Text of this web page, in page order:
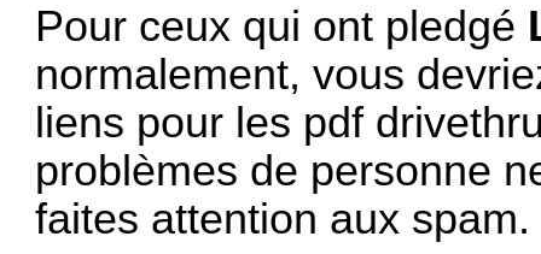
Pour ceux qui ont pledgé
normalement, vous
liens pour les pdf
problèmes de personne
faites attention aux spam.